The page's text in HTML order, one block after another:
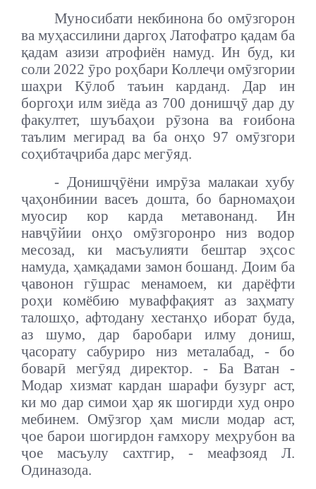
Муносибати некбинона бо омӯзгорон
ва муҳассилини даргоҳ Латофатро қадам ба
қадам азизи атрофиён намуд. Ин буд, ки
соли 2022 ӯро роҳбари Коллеҷи омӯзгории
шаҳри Кӯлоб таъин карданд. Дар ин
боргоҳи илм зиёда аз 700 донишҷӯ дар ду
факултет, шуъбаҳои рӯзона ва ғоибона
таълим мегирад ва ба онҳо 97 омӯзгори
соҳибтаҷриба дарс мегӯяд.
- Донишҷӯёни имрӯза малакаи хубу
ҷаҳонбинии васеъ дошта, бо барномаҳои
муосир кор карда метавонанд. Ин
навҷӯйии онҳо омӯзгоронро низ водор
месозад, ки масъулияти бештар эҳсос
намуда, ҳамқадами замон бошанд. Доим ба
ҷавонон гӯшрас менамоем, ки дарёфти
роҳи комёбию муваффақият аз заҳмату
талошҳо, афтодану хестанҳо иборат буда,
аз шумо, дар баробари илму дониш,
ҷасорату сабуриро низ металабад, - бо
боварӣ мегӯяд директор. - Ба Ватан -
Модар хизмат кардан шарафи бузург аст,
ки мо дар симои ҳар як шогирди худ онро
мебинем. Омӯзгор ҳам мисли модар аст,
ҷое барои шогирдон ғамхору меҳрубон ва
ҷое масъулу сахтгир, - меафзояд Л.
Одиназода.